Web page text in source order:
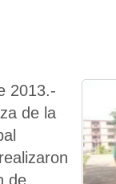
2013.-
de la
de